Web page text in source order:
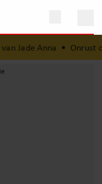
•Onrust over toekomst